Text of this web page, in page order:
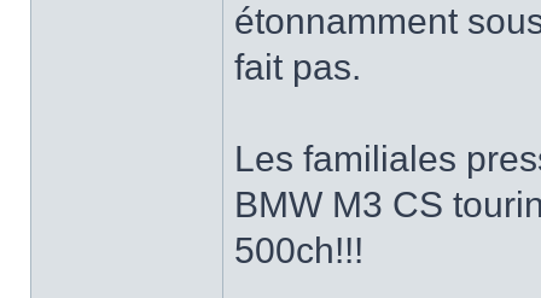
étonnamment
fait pas.
Les familiales
BMW M3 CS
500ch!!!